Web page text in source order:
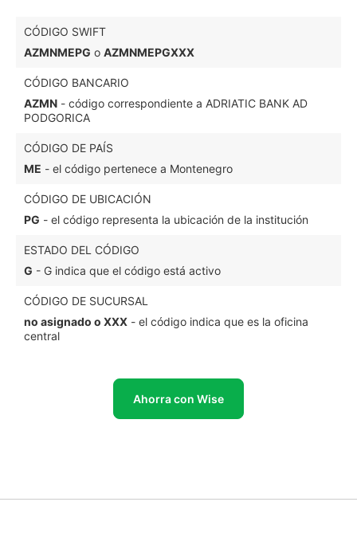
CÓDIGO SWIFT
AZMNMEPG o AZMNMEPGXXX
CÓDIGO BANCARIO
AZMN - código correspondiente a ADRIATIC BANK AD
PODGORICA
CÓDIGO DE PAÍS
ME - el código pertenece a Montenegro
CÓDIGO DE UBICACIÓN
PG - el código representa la ubicación de la institución
ESTADO DEL CÓDIGO
G - G indica que el código está activo
CÓDIGO DE SUCURSAL
no asignado o XXX - el código indica que es la oficina
central
Ahorra con Wise